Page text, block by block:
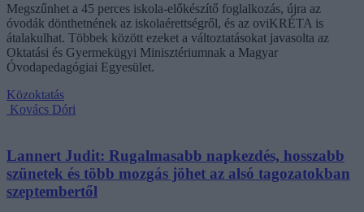
Megszűnhet a 45 perces iskola-előkészítő foglalkozás, újra az
óvodák dönthetnének az iskolaérettségről, és az oviKRÉTA is
átalakulhat. Többek között ezeket a változtatásokat javasolta az
Oktatási és Gyermekügyi Minisztériumnak a Magyar
Óvodapedagógiai Egyesület.
Közoktatás
Kovács Dóri
Lannert Judit: Rugalmasabb napkezdés, hosszabb
szünetek és több mozgás jöhet az alsó tagozatokban
szeptembertől